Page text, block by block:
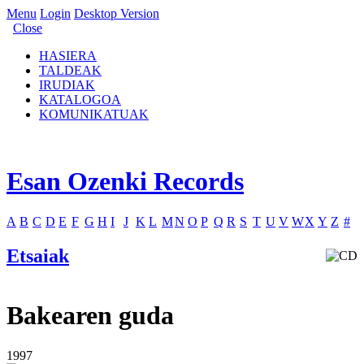
Menu Login Desktop Version
Close
HASIERA
TALDEAK
IRUDIAK
KATALOGOA
KOMUNIKATUAK
Esan Ozenki Records
A B C D E F G H I J K L MN O P Q R S T U V WX Y Z #
Etsaiak
Bakearen guda
1997